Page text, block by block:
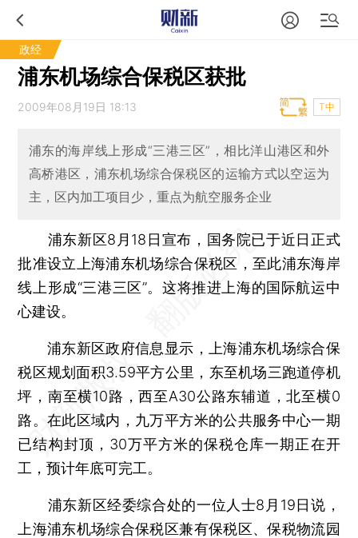
政经
浦东机场综合保税区获批
2009年08月19日 18:13 T中
浦东的海岸线上形成“三港三区”，相比洋山港区和外
高桥港区，浦东机场综合保税区的运输方式以空运为
主，区内加工项目少，重点为航空服务企业
浦东新区8月18日宣布，国务院已于近日正式
批准设立上海浦东机场综合保税区，至此浦东海岸
线上形成“三港三区”。这将推进上海的国际航运中
心建设。
浦东新区政府信息显示，上海浦东机场综合保
税区规划面积3.59平方公里，东至机场三跑道停机
坪，南至横10路，西至A30公路东辅道，北至横0
路。在此区域内，九万平方米的公共服务中心一期
已结构封顶，30万平方米的保税仓库一期正在开
工，预计年底可完工。
浦东新区经委综合处的一位人士8月19日说，
上海浦东机场综合保税区兼有保税区、保税物流园